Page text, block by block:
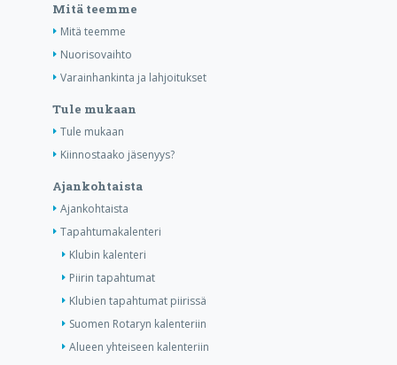
Mitä teemme
Mitä teemme
Nuorisovaihto
Varainhankinta ja lahjoitukset
Tule mukaan
Tule mukaan
Kiinnostaako jäsenyys?
Ajankohtaista
Ajankohtaista
Tapahtumakalenteri
Klubin kalenteri
Piirin tapahtumat
Klubien tapahtumat piirissä
Suomen Rotaryn kalenteriin
Alueen yhteiseen kalenteriin